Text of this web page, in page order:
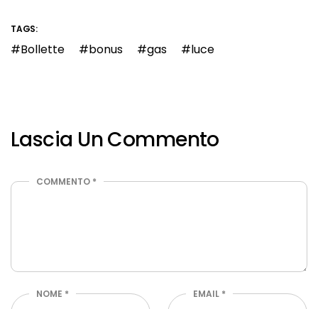
TAGS:
Bollette bonus gas luce
Lascia Un Commento
COMMENTO *
NOME * EMAIL *